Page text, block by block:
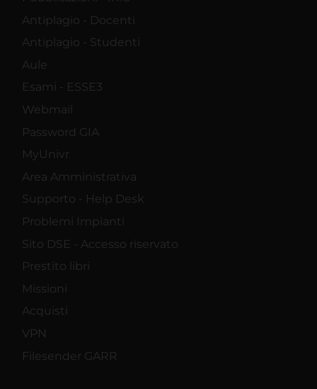
Antiplagio - Docenti
Antiplagio - Studenti
Aule
Esami - ESSE3
Webmail
Password GIA
MyUnivr
Area Amministrativa
Supporto - Help Desk
Problemi Impianti
Sito DSE - Accesso riservato
Prestito libri
Missioni
Acquisti
VPN
Filesender GARR